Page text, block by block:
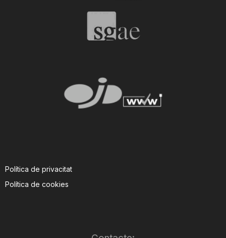
Política de privacitat
Política de cookies